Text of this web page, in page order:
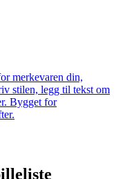
merkevaren din,
stilen, legg til tekst om
Bygget for